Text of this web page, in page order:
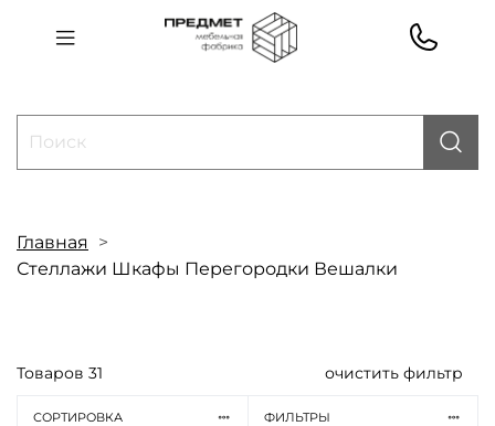
Главная
Стеллажи Шкафы Перегородки Вешалки
Товаров 31 очистить фильтр
СОРТИРОВКА ФИЛЬТРЫ